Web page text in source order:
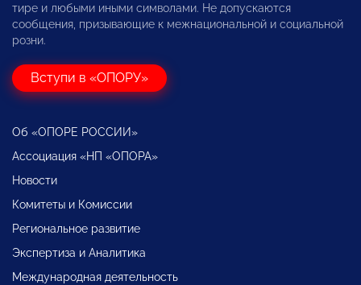
тире и любыми иными символами. Не допускаются
сообщения, призывающие к межнациональной и социальной
розни.
Вступи в «ОПОРУ»
Об «ОПОРЕ РОССИИ»
Ассоциация «НП «ОПОРА»
Новости
Комитеты и Комиссии
Региональное развитие
Экспертиза и Аналитика
Международная деятельность